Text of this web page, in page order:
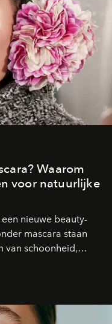
Waarom
voor natuurlijke
nieuwe beauty-
mascara staan
van schoonheid,